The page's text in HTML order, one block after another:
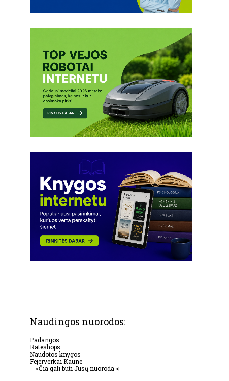
Naudingos nuorodos:
Padangos
Rateshops
Naudotos knygos
Fejerverkai Kaune
-->Čia gali būti Jūsų nuoroda <--